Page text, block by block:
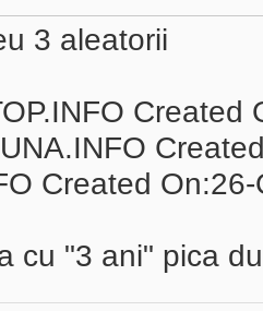
3 aleatorii
Created
cu "3 ani" pica